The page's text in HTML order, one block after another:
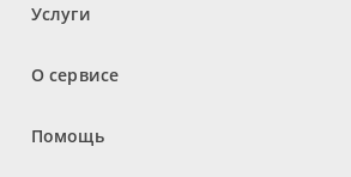
Услуги
О сервисе
Помощь